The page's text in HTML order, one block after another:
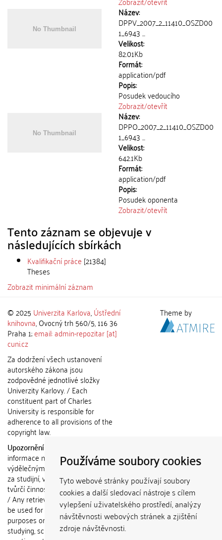
Používáme soubory cookies
Tyto webové stránky používají soubory
cookies a další sledovací nástroje s cílem
vylepšení uživatelského prostředí, analýzy
návštěvnosti webových stránek a zjištění
zdroje návštěvnosti.
Název:
DPPV_2007_2_11410_OSZD00
1_6943 ...
Velikost:
82.01Kb
Formát:
application/pdf
Popis:
Posudek vedoucího
Zobrazit/otevřít
Název:
DPPO_2007_2_11410_OSZD00
1_6943 ...
Velikost:
642.1Kb
Formát:
application/pdf
Popis:
Posudek oponenta
Zobrazit/otevřít
Tento záznam se objevuje v
následujících sbírkách
Kvalifikační práce [21384]
Theses
Zobrazit minimální záznam
© 2025 Univerzita Karlova,Ústřední
knihovna, Ovocný trh 560/5, 116 36
Praha 1;email: admin-repozitar [at]
cuni.cz
Za dodržení všech ustanovení
autorského zákona jsou
zodpovědné jednotlivé složky
Univerzity Karlovy. / Each
constituent part of Charles
University is responsible for
adherence to all provisions of the
copyright law.
Upozornění / Notice:
informace nemohou být použity k
výdělečným účelům nebo vydávány
za studijní, vědeckou nebo jinou
tvůrčí činnost jiné osoby než autora.
/ Any retrieved information shall not
be used for any commercial
purposes or claimed as results of
studying, scientific or any other
Theme by